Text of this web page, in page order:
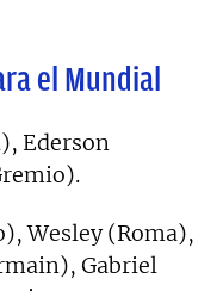
el Mundial
Ederson
Wesley (Roma),
Gabriel